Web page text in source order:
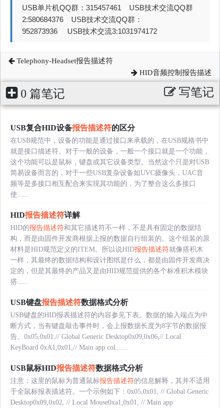
USB单片机QQ群：315457461 USB技术交流QQ群
2:580684376 USB技术交流QQ群：
952873936 USB技术交流3:1031974172
Telephony-Headset报告描述符
HID音频控制报告描述
0 篇笔记 写笔记
USB复合HID设备报告描述符的区分
在USB规范中，设备的功能是通过接口来承载的，在USB规格书中
就是接口描述符。对于一般的设备，一般一个接口就是一个功能，
这个功能可以是鼠标，键盘或其它设备类型。当然这个只是对USB
简易设备而言的，对于一些USB复杂设备如UVC摄像头，UAC音
频等是多接口相互配合来实现其功能的，为了整合这么多接口
使......
HID报告描述符详解
HID的报告描述符和其它描述符不一样，不是具有固定的数据结
构，而是由固件开发商根据上报的数据自行组装的。这个组装的原
材料是HID规范定义的ITEM。所以说HID报告描述符就像搭积木
一样，其最终的数据结构和设计图纸是什么，都是由固件开发商决
定的，但是其最终的产品又是由HID规范提供的各个标准积木模块
搭......
USB键盘报告描述符数据格式分析
USB键盘的HID报表描述符的内容参见下表。数据的输入端点为中
断方式，当有键盘敲击事件时，会上报数据长度为8字节的数据报
告。0x05,0x01,// Global Generic Desktop0x09,0x06,// Local
KeyBoard 0xA1,0x01,// Main app col......
USB鼠标HID报告描述符数据格式分析
注意：这里的鼠标为普通鼠标报告描述符的信息解释，其并不适用
于全鼠标报表描述符。一个示例如下：0x05,0x01, // Global Generic
Desktop0x09,0x02, // Local Mouse0xa1,0x01, // Main app